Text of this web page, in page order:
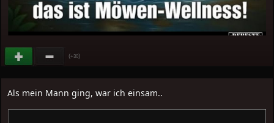
(+30)
Als mein Mann ging, war ich einsam..